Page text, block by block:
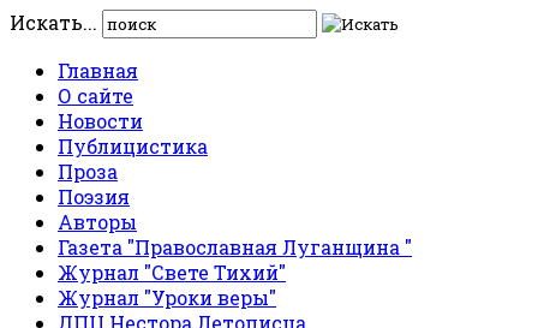
Искать...
Главная
О сайте
Новости
Публицистика
Проза
Поэзия
Авторы
Газета "Православная Луганщина "
Журнал "Свете Тихий"
Журнал "Уроки веры"
ДПЦ Нестора Летописца